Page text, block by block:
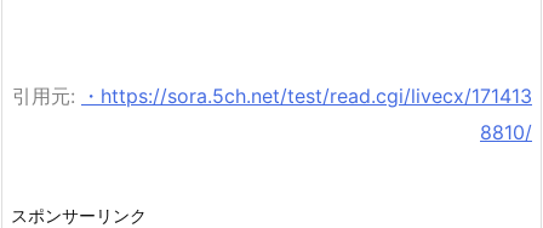
引用元:
・https://sora.5ch.net/test/read.cgi/livecx/171413
8810/
スポンサーリンク